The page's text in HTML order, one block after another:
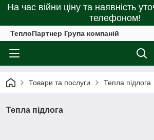
На час війни ціну та наявність
телефоном!
ТеплоПартнер Група компаній
Товари та послуги Тепла підлога
Тепла підлога